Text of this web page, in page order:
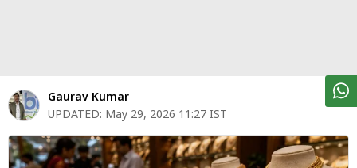
शेयर
बाज़ार
ट्रेंडिंग
Gaurav Kumar
UPDATED: May 29, 2026 11:27 IST